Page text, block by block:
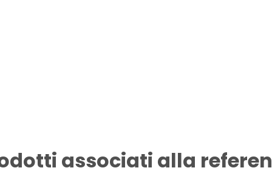
associati alla